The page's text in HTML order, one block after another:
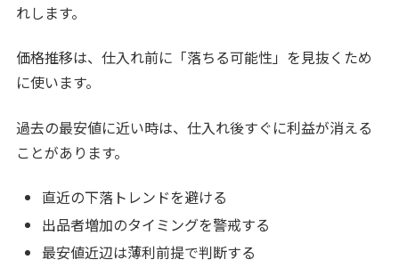
れします。
価格推移は、仕入れ前に「落ちる可能性」を見抜くため
に使います。
過去の最安値に近い時は、仕入れ後すぐに利益が消える
ことがあります。
直近の下落トレンドを避ける
出品者増加のタイミングを警戒する
最安値近辺は薄利前提で判断する